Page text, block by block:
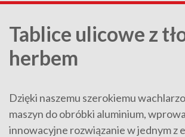
Tablice ulicowe z
herbem
Dzięki naszemu szerokiemu
maszyn do obróbki aluminium,
innowacyjne rozwiązanie w jednym z